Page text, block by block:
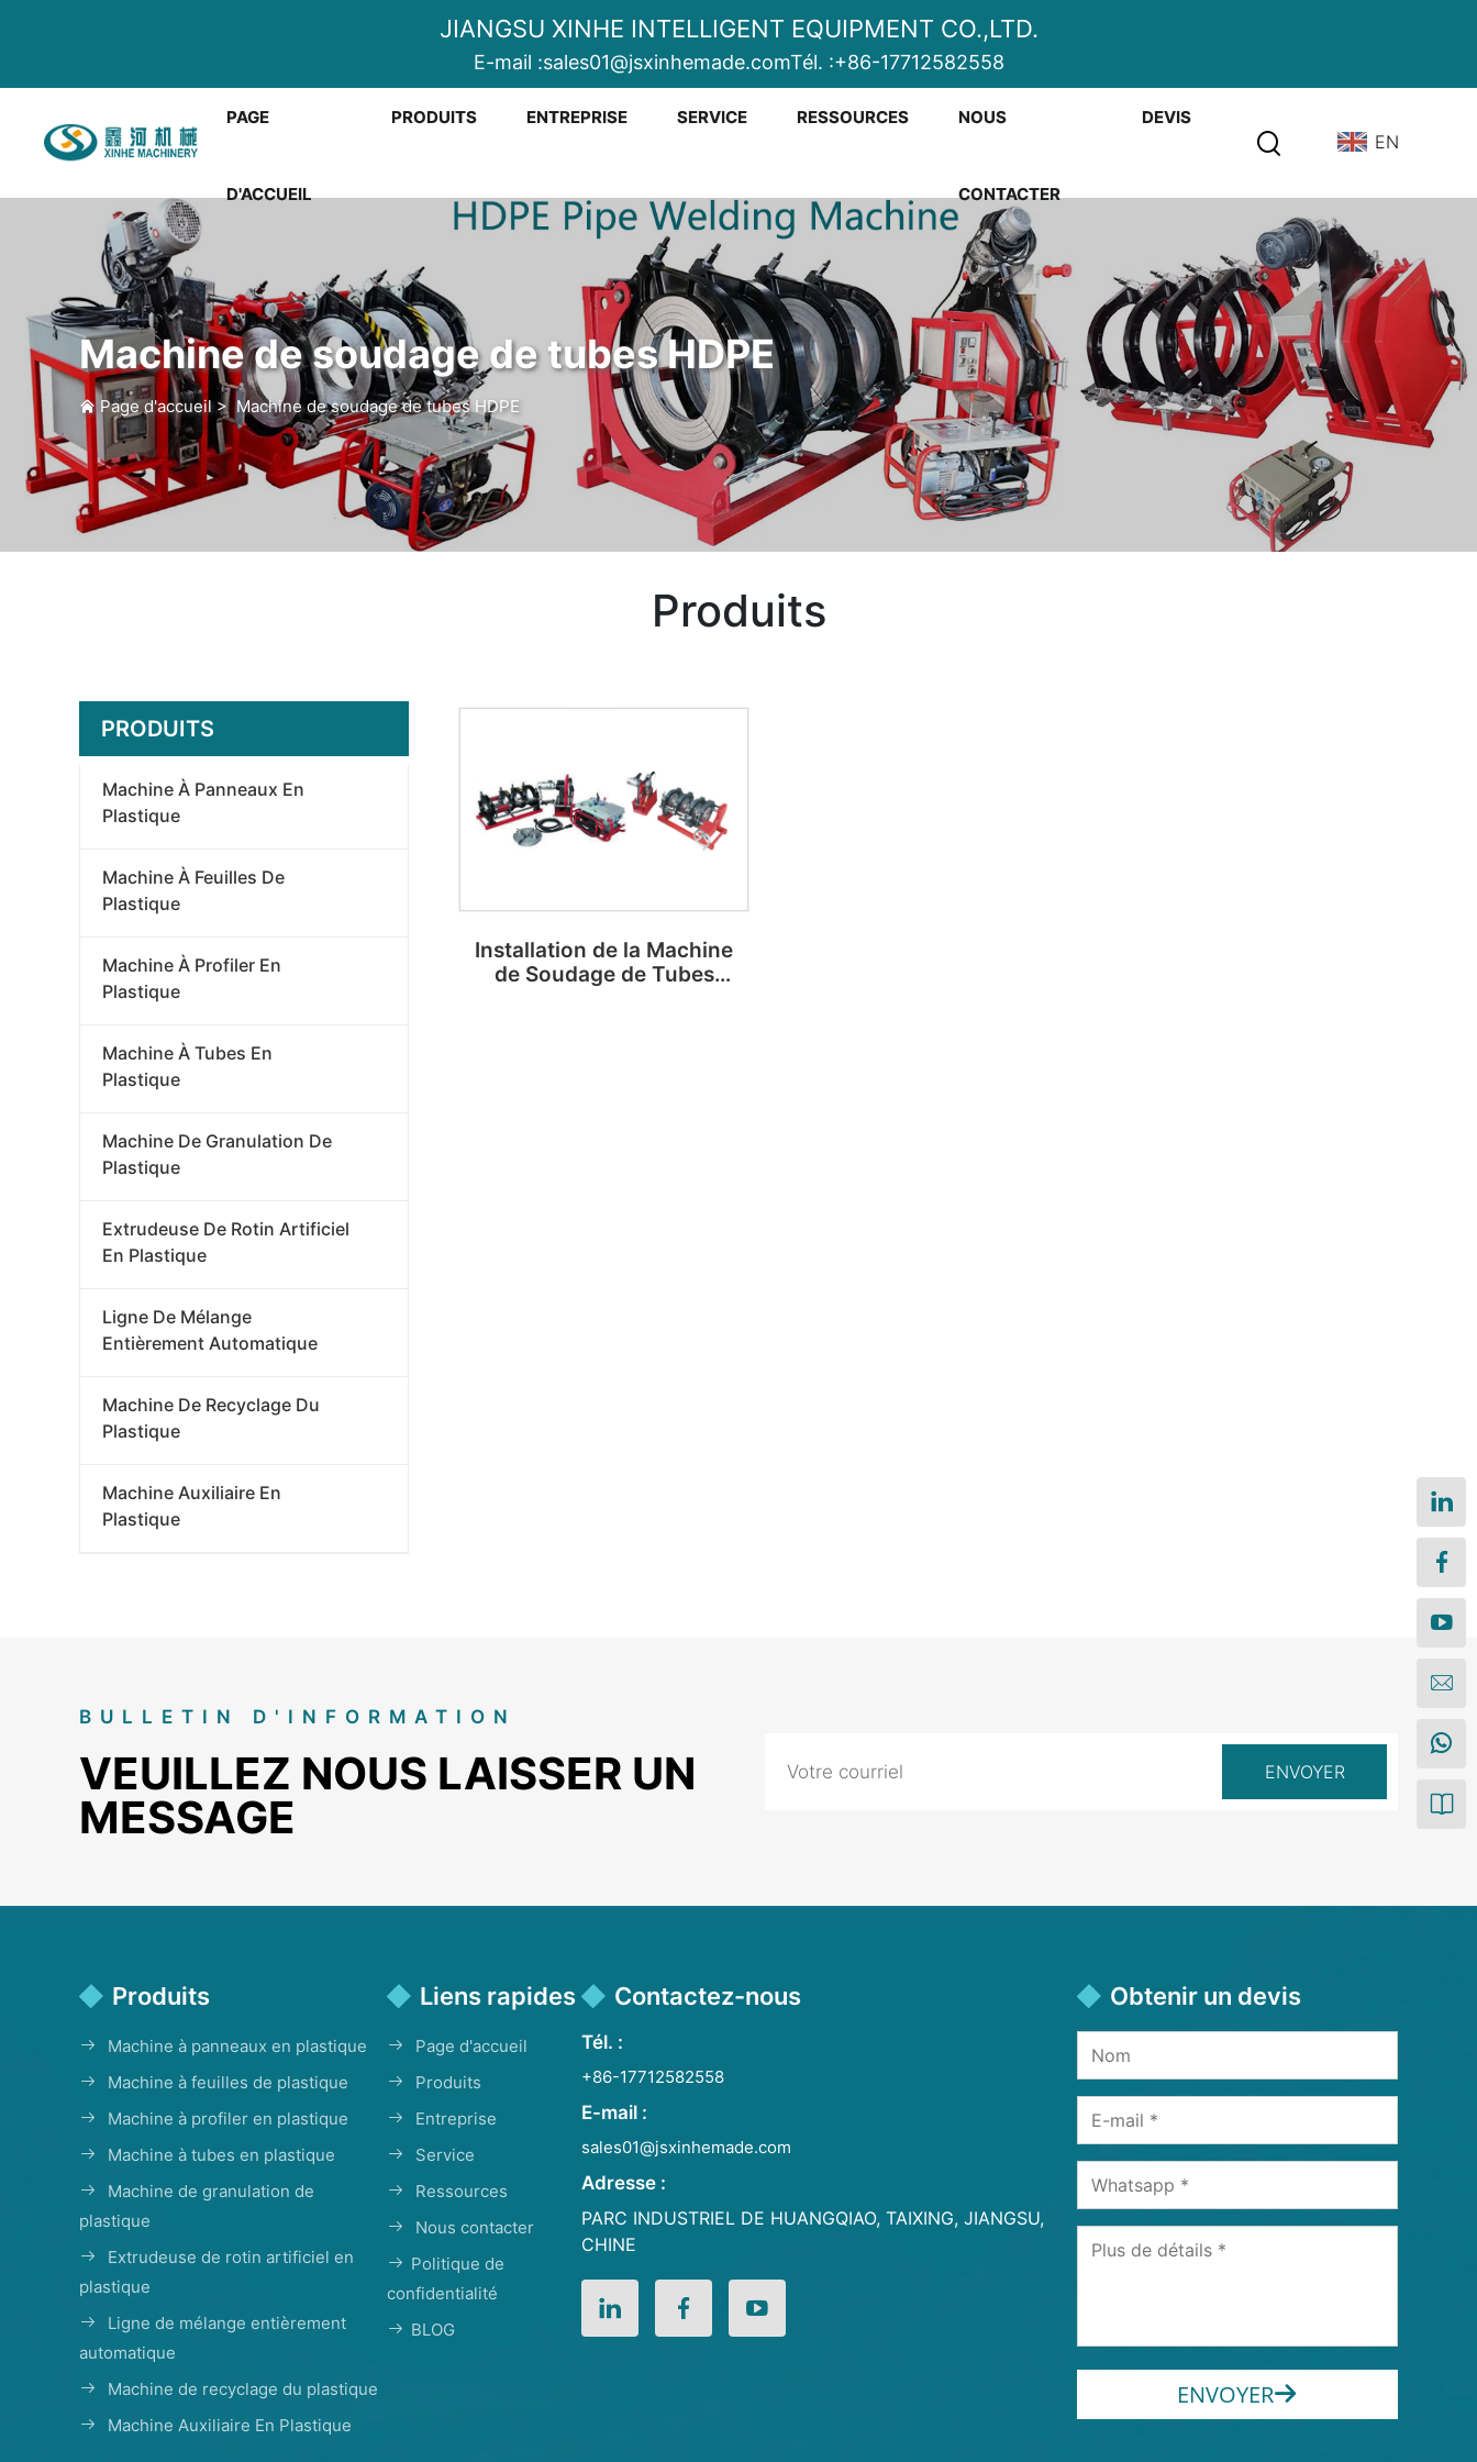
JIANGSU XINHE INTELLIGENT EQUIPMENT CO.,LTD.
E-mail :sales01@jsxinhemade.comTél. :+86-17712582558
PAGE
D'ACCUEIL
PRODUITS ENTREPRISE SERVICE RESSOURCES NOUS
CONTACTER
DEVIS
EN
Machine de soudage de tubes HDPE
Page d'accueil >Machine de soudage de tubes HDPE
Produits
PRODUITS
Machine À Panneaux En
Plastique
Machine À Feuilles De
Plastique
Machine À Profiler En
Plastique
Machine À Tubes En
Plastique
Machine De Granulation De
Plastique
Extrudeuse De Rotin Artificiel
En Plastique
Ligne De Mélange
Entièrement Automatique
Machine De Recyclage Du
Plastique
Machine Auxiliaire En
Plastique
Installation de la Machine
de Soudage de Tubes
BULLETIN D'INFORMATION
VEUILLEZ NOUS LAISSER UN
MESSAGE
Produits
Machine à panneaux en plastique
Machine à feuilles de plastique
Machine à profiler en plastique
Machine à tubes en plastique
Machine de granulation de
plastique
Extrudeuse de rotin artificiel en
plastique
Ligne de mélange entièrement
automatique
Machine de recyclage du plastique
Machine Auxiliaire En Plastique
Liens rapides
Page d'accueil
Produits
Entreprise
Service
Ressources
Nous contacter
Politique de
confidentialité
BLOG
Contactez-nous
Tél. :
+86-17712582558
E-mail :
sales01@jsxinhemade.com
Adresse :
PARC INDUSTRIEL DE HUANGQIAO, TAIXING, JIANGSU,
CHINE
Obtenir un devis
ENVOYER